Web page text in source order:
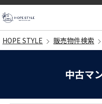
HOPE STYLE 販売物件検索
中古マ